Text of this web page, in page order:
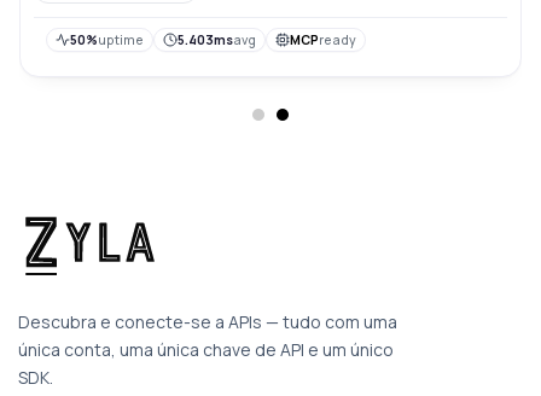
estão em rúpias indianas
50%uptime 5.403msavg MCPready
Descubra e conecte-se a APIs — tudo com uma
única conta, uma única chave de API e um único
SDK.